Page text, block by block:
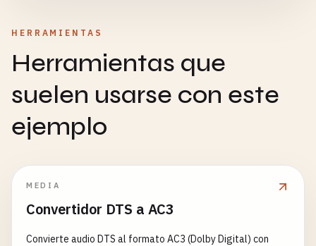
HERRAMIENTAS
Herramientas que
suelen usarse con este
ejemplo
MEDIA
Convertidor DTS a AC3
Convierte audio DTS al formato AC3 (Dolby Digital) con